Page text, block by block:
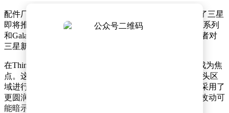
配件厂商Thinborne近日在社交平台X上发布推文，展示了三星
即将推出的三款折叠屏手机保护壳，涉及Galaxy Z Fold8系列
和Galaxy Z Flip8机型。此次曝光的产品信息引发了消费者对
三星新一代折叠设备的关注。
在Thinborne公布的手机壳设计中，Galaxy Z Fold8 Ultra成为焦
点。这款设备延续了前代Z Fold7的整体轮廓，但在摄像头区
域进行了细微调整。据观察，新机型的摄像头凸起部分采用了
更圆润的几何造型，与前代方正的设计形成对比。这种改动可
能暗示三星在影像系统布局或内部结构上进行了优化。